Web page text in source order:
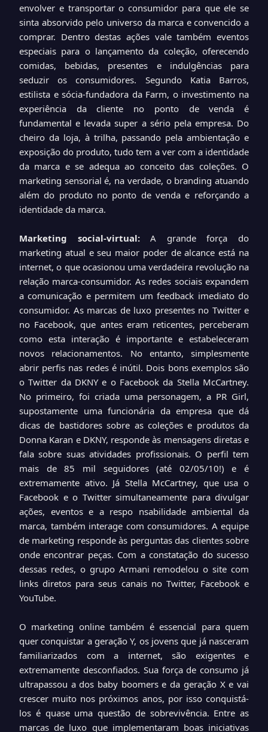
envolver e transportar o consumidor para que ele se
sinta absorvido pelo universo da marca e convencido a
comprar. Dentro destas ações vale também eventos
especiais para o lançamento da coleção, oferecendo
comidas, bebidas, presentes e indulgências para
seduzir os consumidores. Segundo Katia Barros,
estilista e sócia-fundadora da Farm, o investimento na
experiência da cliente no ponto de venda é
fundamental e levada super a sério pela empresa. Do
cheiro da loja, à trilha, passando pela ambientação e
exposição do produto, tudo tem a ver com a identidade
da marca e se adequa ao conceito das coleções. O
marketing sensorial é, na verdade, o branding atuando
além do produto no ponto de venda e reforçando a
identidade da marca.
Marketing social-virtual:A grande força do
marketing atual e seu maior poder de alcance está na
internet, o que ocasionou uma verdadeira revolução na
relação marca-consumidor. As redes sociais expandem
a comunicação e permitem um feedback imediato do
consumidor. As marcas de luxo presentes no Twitter e
no Facebook, que antes eram reticentes, perceberam
como esta interação é importante e estabeleceram
novos relacionamentos. No entanto, simplesmente
abrir perfis nas redes é inútil. Dois bons exemplos são
o Twitter da DKNY e o Facebook da Stella McCartney.
No primeiro, foi criada uma personagem, a PR Girl,
supostamente uma funcionária da empresa que dá
dicas de bastidores sobre as coleções e produtos da
Donna Karan e DKNY, responde às mensagens diretas e
fala sobre suas atividades profissionais. O perfil tem
mais de 85 mil seguidores (até 02/05/10!) e é
extremamente ativo. Já Stella McCartney, que usa o
Facebook e o Twitter simultaneamente para divulgar
ações, eventos e a respo nsabilidade ambiental da
marca, também interage com consumidores. A equipe
de marketing responde às perguntas das clientes sobre
onde encontrar peças. Com a constatação do sucesso
dessas redes, o grupo Armani remodelou o site com
links diretos para seus canais no Twitter, Facebook e
YouTube.
O marketing online também é essencial para quem
quer conquistar a geração Y, os jovens que já nasceram
familiarizados com a internet, são exigentes e
extremamente desconfiados. Sua força de consumo já
ultrapassou a dos baby boomers e da geração X e vai
crescer muito nos próximos anos, por isso conquistá-
los é quase uma questão de sobrevivência. Entre as
marcas de luxo que implementaram boas iniciativas